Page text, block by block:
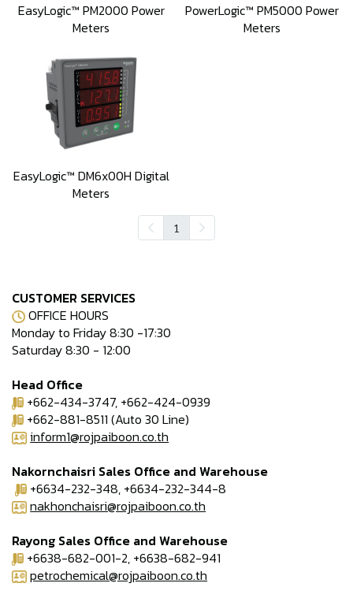
EasyLogic™ PM2000 Power
Meters
PowerLogic™ PM5000 Power
Meters
EasyLogic™ DM6x00H Digital
Meters
1
CUSTOMER SERVICES
OFFICE HOURS
Monday to Friday 8:30 -17:30
Saturday 8:30 - 12:00
Head Office
+662-434-3747, +662-424-0939
+662-881-8511 (Auto 30 Line)
inform1@rojpaiboon.co.th
Nakornchaisri Sales Office and Warehouse
+6634-232-348, +6634-232-344-8
nakhonchaisri@rojpaiboon.co.th
Rayong Sales Office and Warehouse
+6638-682-001-2, +6638-682-941
petrochemical@rojpaiboon.co.th